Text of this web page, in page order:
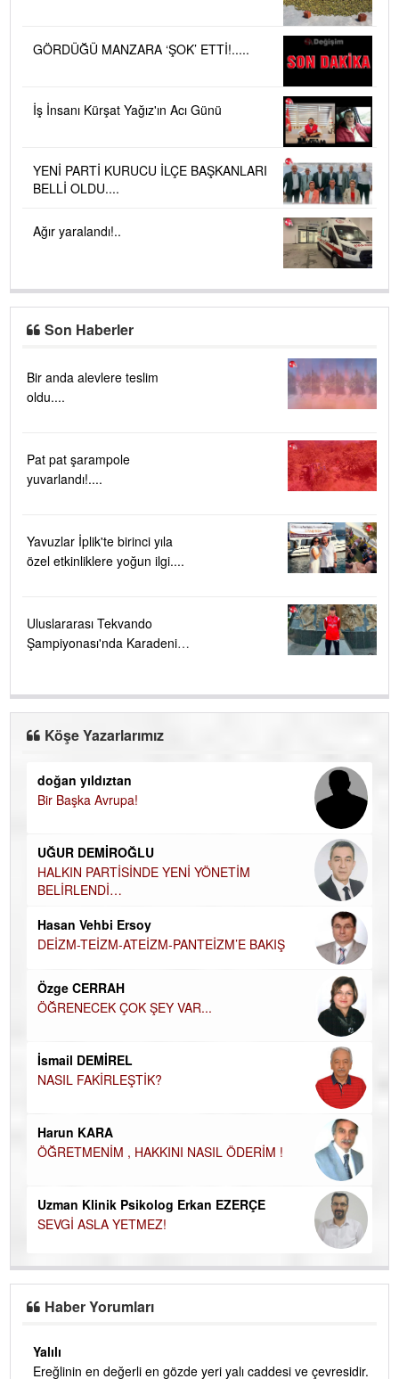
GÖRDÜĞÜ MANZARA ‘ŞOK’ ETTİ!.....
İş İnsanı Kürşat Yağız'ın Acı Günü
YENİ PARTİ KURUCU İLÇE BAŞKANLARI
BELLİ OLDU....
Ağır yaralandı!..
Son Haberler
Bir anda alevlere teslim
oldu....
Pat pat şarampole
yuvarlandı!....
Yavuzlar İplik'te birinci yıla
özel etkinliklere yoğun ilgi....
Uluslararası Tekvando
Şampiyonası'nda Karadeniz
Köşe Yazarlarımız
doğan yıldıztan
Bir Başka Avrupa!
UĞUR DEMİROĞLU
HALKIN PARTİSİNDE YENİ YÖNETİM
BELİRLENDİ…
Hasan Vehbi Ersoy
DEİZM-TEİZM-ATEİZM-PANTEİZM’E BAKIŞ
Özge CERRAH
ÖĞRENECEK ÇOK ŞEY VAR...
İsmail DEMİREL
NASIL FAKİRLEŞTİK?
Harun KARA
ÖĞRETMENİM , HAKKINI NASIL ÖDERİM !
Uzman Klinik Psikolog Erkan EZERÇE
SEVGİ ASLA YETMEZ!
Haber Yorumları
Yalılı
Ereğlinin en değerli en gözde yeri yalı caddesi ve çevresidir.